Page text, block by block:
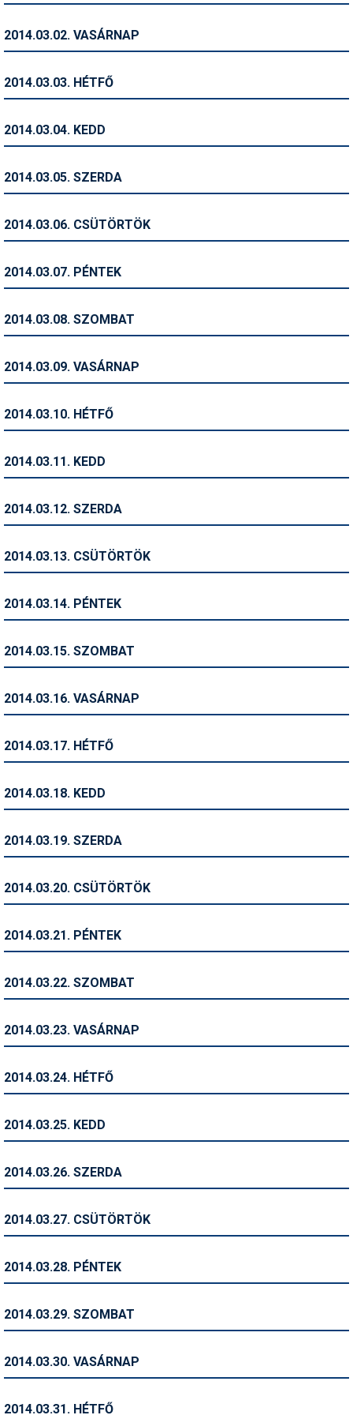
Ingatlan
Kerékpár
Magazinok
Pályázatok
Síbérletárak
Sífelszerelés
Símánia
Síszerviz
Snowboard
Szakértők
Telemark
Történelem
Utazási tippek
2014.03.02. VASÁRNAP
2014.03.03. HÉTFŐ
2014.03.04. KEDD
2014.03.05. SZERDA
2014.03.06. CSÜTÖRTÖK
2014.03.07. PÉNTEK
2014.03.08. SZOMBAT
2014.03.09. VASÁRNAP
2014.03.10. HÉTFŐ
2014.03.11. KEDD
2014.03.12. SZERDA
2014.03.13. CSÜTÖRTÖK
2014.03.14. PÉNTEK
2014.03.15. SZOMBAT
2014.03.16. VASÁRNAP
2014.03.17. HÉTFŐ
2014.03.18. KEDD
2014.03.19. SZERDA
2014.03.20. CSÜTÖRTÖK
2014.03.21. PÉNTEK
2014.03.22. SZOMBAT
2014.03.23. VASÁRNAP
2014.03.24. HÉTFŐ
2014.03.25. KEDD
2014.03.26. SZERDA
2014.03.27. CSÜTÖRTÖK
2014.03.28. PÉNTEK
2014.03.29. SZOMBAT
2014.03.30. VASÁRNAP
2014.03.31. HÉTFŐ